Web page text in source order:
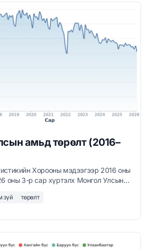
амьд төрөлт (2016–
Хорооны мэдээгээр 2016 оны
оны 3-р сар хүртэлх Монгол Улсын
зүй төрөлт